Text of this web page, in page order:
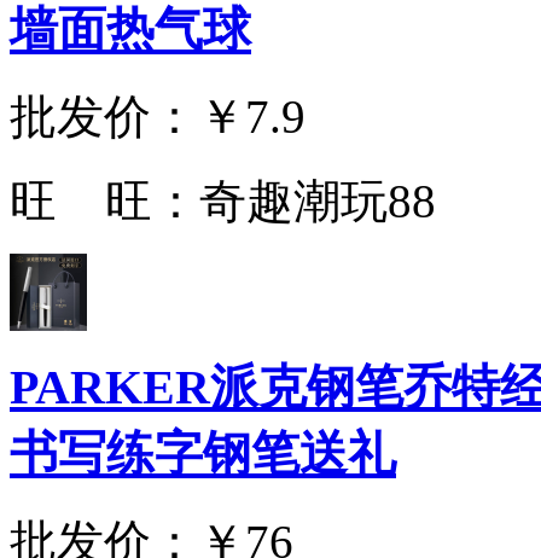
墙面热气球
批发价：
￥7.9
旺 旺： 奇趣潮玩88
PARKER派克钢笔乔特
书写练字钢笔送礼
批发价： ￥76